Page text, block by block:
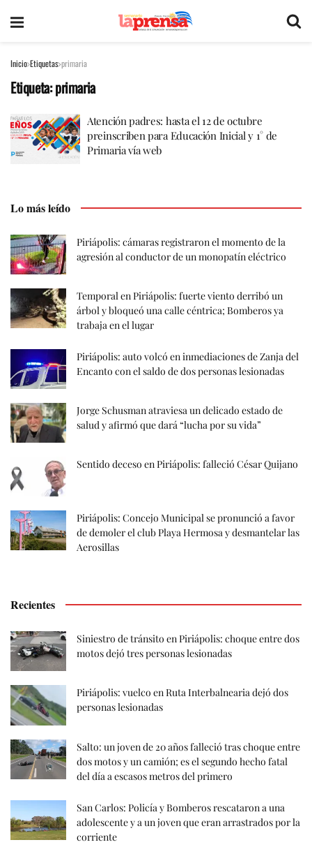
Inicio Etiquetas primaria
Etiqueta:primaria
Atención padres: hasta el 12 de octubre
preinscriben para Educación Inicial y 1° de
Primaria vía web
Lo más leído
Piriápolis: cámaras registraron el momento de la
agresión al conductor de un monopatín eléctrico
Temporal en Piriápolis: fuerte viento derribó un
árbol y bloqueó una calle céntrica; Bomberos ya
trabaja en el lugar
Piriápolis: auto volcó en inmediaciones de Zanja del
Encanto con el saldo de dos personas lesionadas
Jorge Schusman atraviesa un delicado estado de
salud y afirmó que dará “lucha por su vida”
Sentido deceso en Piriápolis: falleció César Quijano
Piriápolis: Concejo Municipal se pronunció a favor
de demoler el club Playa Hermosa y desmantelar las
Aerosillas
Recientes
Siniestro de tránsito en Piriápolis: choque entre dos
motos dejó tres personas lesionadas
Piriápolis: vuelco en Ruta Interbalnearia dejó dos
personas lesionadas
Salto: un joven de 20 años falleció tras choque entre
dos motos y un camión; es el segundo hecho fatal
del día a escasos metros del primero
San Carlos: Policía y Bomberos rescataron a una
adolescente y a un joven que eran arrastrados por la
corriente